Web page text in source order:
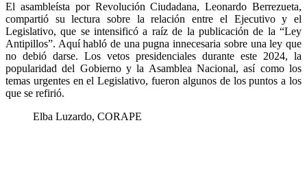
El asambleísta por Revolución Ciudadana, Leonardo Berrezueta,
compartió su lectura sobre la relación entre el Ejecutivo y el
Legislativo, que se intensificó a raíz de la publicación de la “Ley
Antipillos”. Aquí habló de una pugna innecesaria sobre una ley que
no debió darse. Los vetos presidenciales durante este 2024, la
popularidad del Gobierno y la Asamblea Nacional, así como los
temas urgentes en el Legislativo, fueron algunos de los puntos a los
que se refirió.
Elba Luzardo, CORAPE